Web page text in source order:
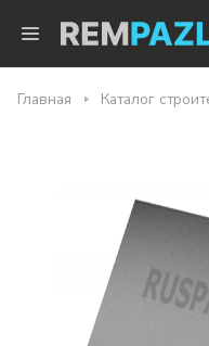
Главная Каталог